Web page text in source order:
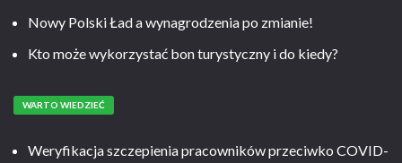
Nowy Polski Ład a wynagrodzenia po zmianie!
Kto może wykorzystać bon turystyczny i do kiedy?
WARTO WIEDZIEĆ
Weryfikacja szczepienia pracowników przeciwko COVID-